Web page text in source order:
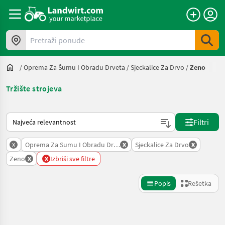
Pretraži ponude
/Oprema Za Šumu I Obradu Drveta /Sjeckalice Za Drvo /Zeno
Tržište strojeva
Tako se sortira na Landwirt.com
Filtri
x Oprema Za Sumu I Obradu Drveta
x Sjeckalice Za Drvo x
Zeno x x Izbriši sve filtre
Popis Rešetka